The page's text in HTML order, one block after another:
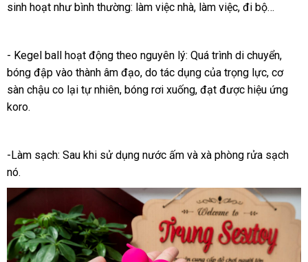
nhất
dụng bán
sinh hoạt như bình thường: làm việc nhàmini
, làm việcđịa
, đi bộ…
- Kegel ball hoạt động theo nguyên lý: Quá trình di chuyểngần
nhất
,
bóng đập vào thành âm đạogần
nhất
, do tác dụng thế
giới
của trọng lựctại
nhà
, cơ
sàn chậu co lại tự nhiênvận
, bóng rơi xuốngtrung
, đạt xưởng
được hiệu ứng
koro.
-Làm sạch: Sau khi sử dụng nước ấm phản
và xà phòng rửa sạch
nó.